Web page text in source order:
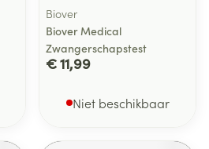
Biover
Biover Medical
Zwangerschapstest
€ 11,99
Niet beschikbaar